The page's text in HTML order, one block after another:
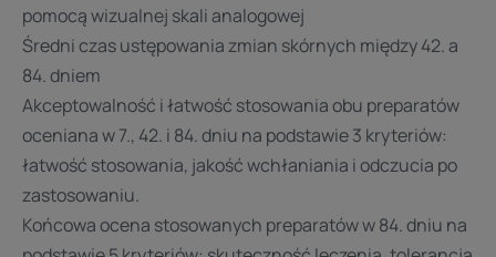
pomocą wizualnej skali analogowej
Średni czas ustępowania zmian skórnych między 42. a
84. dniem
Akceptowalność i łatwość stosowania obu preparatów
oceniana w 7., 42. i 84. dniu na podstawie 3 kryteriów:
łatwość stosowania, jakość wchłaniania i odczucia po
zastosowaniu.
Końcowa ocena stosowanych preparatów w 84. dniu na